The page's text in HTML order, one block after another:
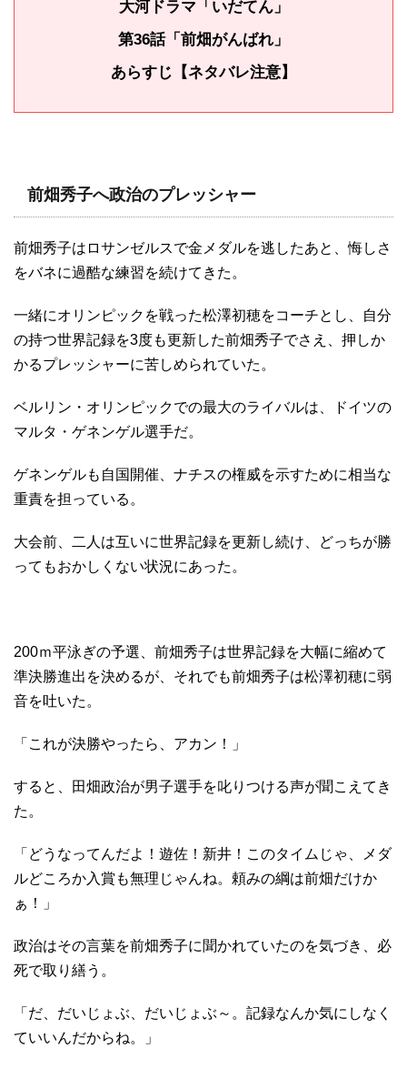
大河ドラマ「いだてん」
第36話「前畑がんばれ」
あらすじ【ネタバレ注意】
前畑秀子へ政治のプレッシャー
前畑秀子はロサンゼルスで金メダルを逃したあと、悔しさ
をバネに過酷な練習を続けてきた。
一緒にオリンピックを戦った松澤初穂をコーチとし、自分
の持つ世界記録を3度も更新した前畑秀子でさえ、押しか
かるプレッシャーに苦しめられていた。
ベルリン・オリンピックでの最大のライバルは、ドイツの
マルタ・ゲネンゲル選手だ。
ゲネンゲルも自国開催、ナチスの権威を示すために相当な
重責を担っている。
大会前、二人は互いに世界記録を更新し続け、どっちが勝
ってもおかしくない状況にあった。
200ｍ平泳ぎの予選、前畑秀子は世界記録を大幅に縮めて
準決勝進出を決めるが、それでも前畑秀子は松澤初穂に弱
音を吐いた。
「これが決勝やったら、アカン！」
すると、田畑政治が男子選手を叱りつける声が聞こえてき
た。
「どうなってんだよ！遊佐！新井！このタイムじゃ、メダ
ルどころか入賞も無理じゃんね。頼みの綱は前畑だけか
ぁ！」
政治はその言葉を前畑秀子に聞かれていたのを気づき、必
死で取り繕う。
「だ、だいじょぶ、だいじょぶ～。記録なんか気にしなく
ていいんだからね。」